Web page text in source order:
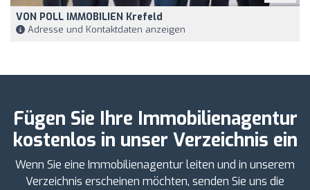
VON POLL IMMOBILIEN Krefeld
Adresse und Kontaktdaten anzeigen
Fügen Sie Ihre Immobilienagentur
kostenlos in unser Verzeichnis ein
Wenn Sie eine Immobilienagentur leiten und in unserem
Verzeichnis erscheinen möchten, senden Sie uns die